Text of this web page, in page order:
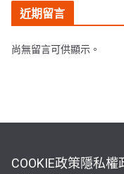
近期留言
尚無留言可供顯示。
COOKIE政策隱私權